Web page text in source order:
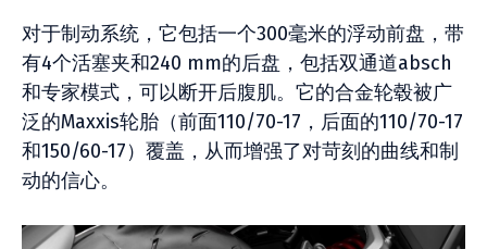
对于制动系统，它包括一个300毫米的浮动前盘，带
有4个活塞夹和240 mm的后盘，包括双通道absch
和专家模式，可以断开后腹肌。它的合金轮毂被广
泛的Maxxis轮胎（前面110/70-17，后面的110/70-17
和150/60-17）覆盖，从而增强了对苛刻的曲线和制
动的信心。